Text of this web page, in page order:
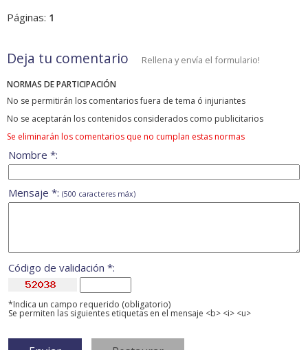
Páginas: 1
Deja tu comentario Rellena y envía el formulario!
NORMAS DE PARTICIPACIÓN
No se permitirán los comentarios fuera de tema ó injuriantes
No se aceptarán los contenidos considerados como publicitarios
Se eliminarán los comentarios que no cumplan estas normas
Nombre *:
Mensaje *: (500 caracteres máx)
Código de validación *:
*Indica un campo requerido (obligatorio)
Se permiten las siguientes etiquetas en el mensaje <b> <i> <u>